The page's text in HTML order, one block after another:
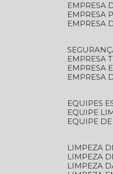
EMPRESA
EMPRESA
EQUIPES
EQUIPE
EQUIPE
LIMPEZA
LIMPEZA
LIMPEZA